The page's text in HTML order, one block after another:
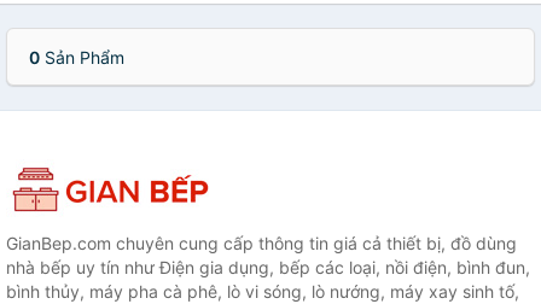
0 Sản Phẩm
GianBep.com chuyên cung cấp thông tin giá cả thiết bị, đồ dùng
nhà bếp uy tín như Điện gia dụng, bếp các loại, nồi điện, bình đun,
bình thủy, máy pha cà phê, lò vi sóng, lò nướng, máy xay sinh tố,